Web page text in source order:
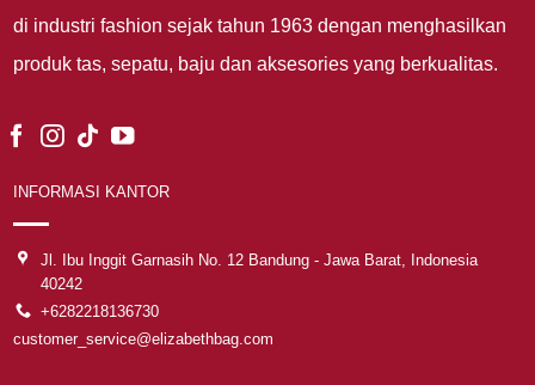
di industri fashion sejak tahun 1963 dengan menghasilkan
produk tas, sepatu, baju dan aksesories yang berkualitas.
INFORMASI KANTOR
Jl. Ibu Inggit Garnasih No. 12 Bandung - Jawa Barat, Indonesia
40242
+6282218136730
customer_service@elizabethbag.com